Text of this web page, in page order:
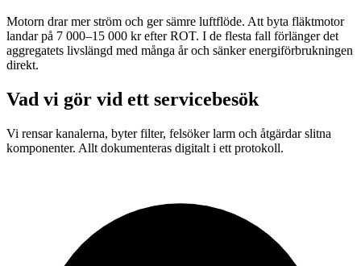
Motorn drar mer ström och ger sämre luftflöde. Att byta fläktmotor
landar på 7 000–15 000 kr efter ROT. I de flesta fall förlänger det
aggregatets livslängd med många år och sänker energiförbrukningen
direkt.
Vad vi gör vid ett servicebesök
Vi rensar kanalerna, byter filter, felsöker larm och åtgärdar slitna
komponenter. Allt dokumenteras digitalt i ett protokoll.